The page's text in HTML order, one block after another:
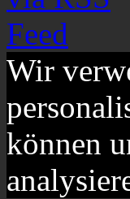
Wir
können